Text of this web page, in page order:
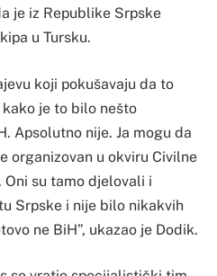
je iz Republike Srpske
u Tursku.
koji pokušavaju da to
je to bilo nešto
Apsolutno nije. Ja mogu da
organizovan u okviru Civilne
su tamo djelovali i
Srpske i nije bilo nikakvih
ne BiH”, ukazao je Dodik.